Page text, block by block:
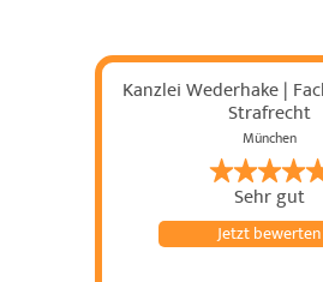
Kanzlei Wederhake |
Strafrecht
München
Sehr gut
Jetzt bewerten